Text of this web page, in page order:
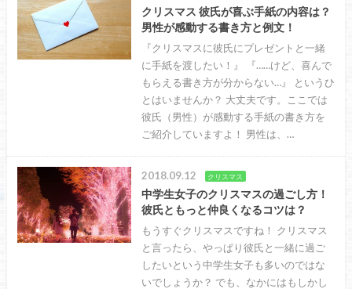
クリスマス 彼氏が喜ぶ手紙の内容は？
男性が感動する書き方と例文！
『クリスマスに彼氏にプレゼントと一緒
に手紙を渡したい！』 『……けど、喜んで
もらえる書き方が分からない…』 というひ
とはいませんか？ 大丈夫です。ここでは
彼氏（男性）が感動する手紙の書き方を
ご紹介していますよ！ 男性は、…
2018.09.12 クリスマス
中学生女子のクリスマスの過ごし方！
彼氏ともっと仲良くなるコツは？
もうすぐクリスマスですね！ クリスマス
と言ったら、やっぱり彼氏と一緒に過ご
したいという中学生女子も多いのではな
いでしょうか？ でも、なかにはもしかし